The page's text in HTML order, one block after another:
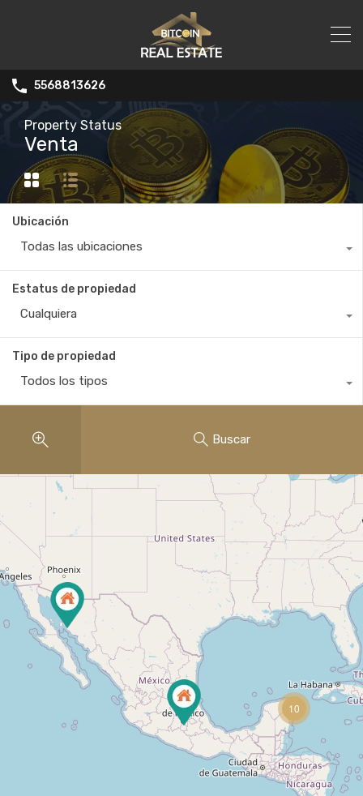
5568813626
Property Status
Venta
Ubicación
Todas las ubicaciones
Estatus de propiedad
Cualquiera
Tipo de propiedad
Todos los tipos
Buscar
10